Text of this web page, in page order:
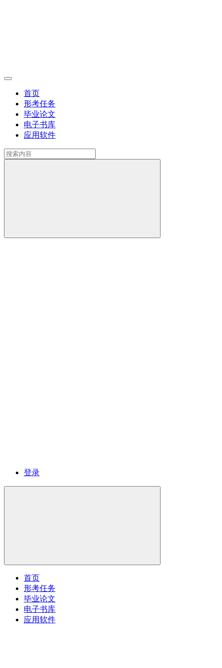
首页
形考任务
毕业论文
电子书库
应用软件
登录
首页
形考任务
毕业论文
电子书库
应用软件